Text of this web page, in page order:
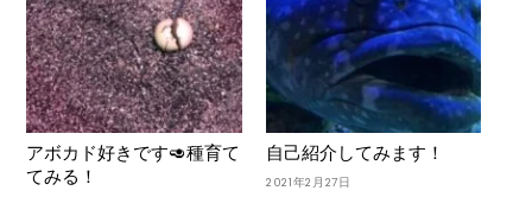
アボカド好きです🥑種育て
てみる！
自己紹介してみます！
2021年2月27日